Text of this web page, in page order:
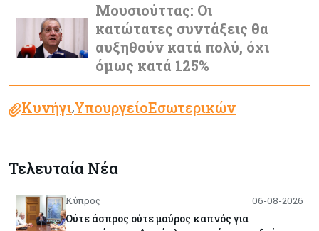
Μουσιούττας: Οι
κατώτατες συντάξεις θα
αυξηθούν κατά πολύ, όχι
όμως κατά 125%
Κυνήγι,ΥπουργείοΕσωτερικών
Τελευταία Νέα
Κύπρος 06-08-2026
Ούτε άσπρος ούτε μαύρος καπνός για